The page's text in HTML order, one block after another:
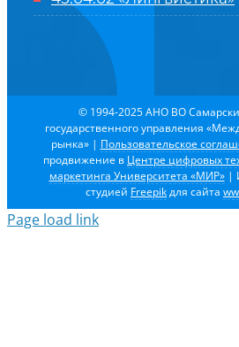
© 1994-2025 АНО ВО
государственного управления
рынка» | Пользовательское
продвижение в Центре цифровых
маркетинга Университета «МИР»|
студией Freepikдля сайта
Page load link